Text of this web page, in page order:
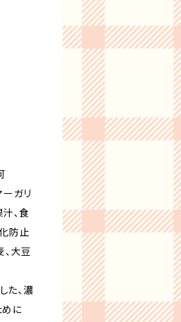
ーガリ
、食
防止
大豆
た、濃
めに